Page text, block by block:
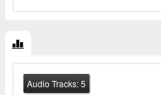
Audio Tracks:5